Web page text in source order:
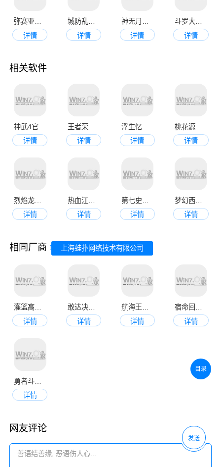
弥赛亚誓约九游版
详情
城防乱斗官网版
详情
神无月官网版
详情
斗罗大陆官网版
详情
相关软件
神武4官网最新版本
详情
王者荣耀最新版本2023
详情
浮生忆玲珑手游
详情
详情
烈焰龙城传奇手游
详情
详情
详情
详情
相同厂商 上海蛙扑网络技术有限公司
灌篮高手官网版
详情
敢达决战九游版
详情
航海王启航官网版
详情
宿命回响手游
详情
勇者斗恶龙达伊的大冒险
详情
网友评论
发送
目录